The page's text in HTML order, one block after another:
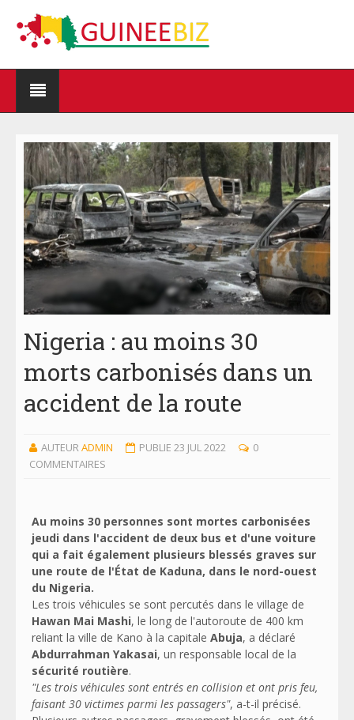
Nigeria : au moins 30
morts carbonisés dans un
accident de la route
AUTEURADMIN PUBLIE 23 JUL 2022
0
COMMENTAIRES
Au moins 30 personnes sont mortes carbonisées
jeudi dans l'accident de deux bus et d'une voiture
qui a fait également plusieurs blessés graves sur
une route de l'État de Kaduna, dans le nord-ouest
du Nigeria.
Les trois véhicules se sont percutés dans le village de
Hawan Mai Mashi, le long de l'autoroute de 400 km
reliant la ville de Kano à la capitale Abuja, a déclaré
Abdurrahman Yakasai, un responsable local de la
sécurité routière.
"Les trois véhicules sont entrés en collision et ont pris feu,
faisant 30 victimes parmi les passagers", a-t-il précisé.